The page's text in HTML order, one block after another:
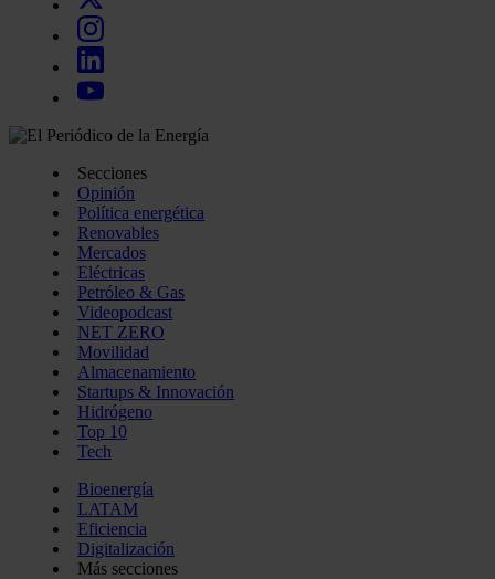
Secciones
Opinión
Política energética
Renovables
Mercados
Eléctricas
Petróleo & Gas
Videopodcast
NET ZERO
Movilidad
Almacenamiento
Startups & Innovación
Hidrógeno
Top 10
Tech
Bioenergía
LATAM
Eficiencia
Digitalización
Más secciones